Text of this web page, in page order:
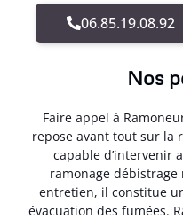
06.85.19.08.92
Nos
Faire appel à
repose avant tout sur la
capable d’intervenir
ramonage
entretien, il constitue
évacuation des fumées.